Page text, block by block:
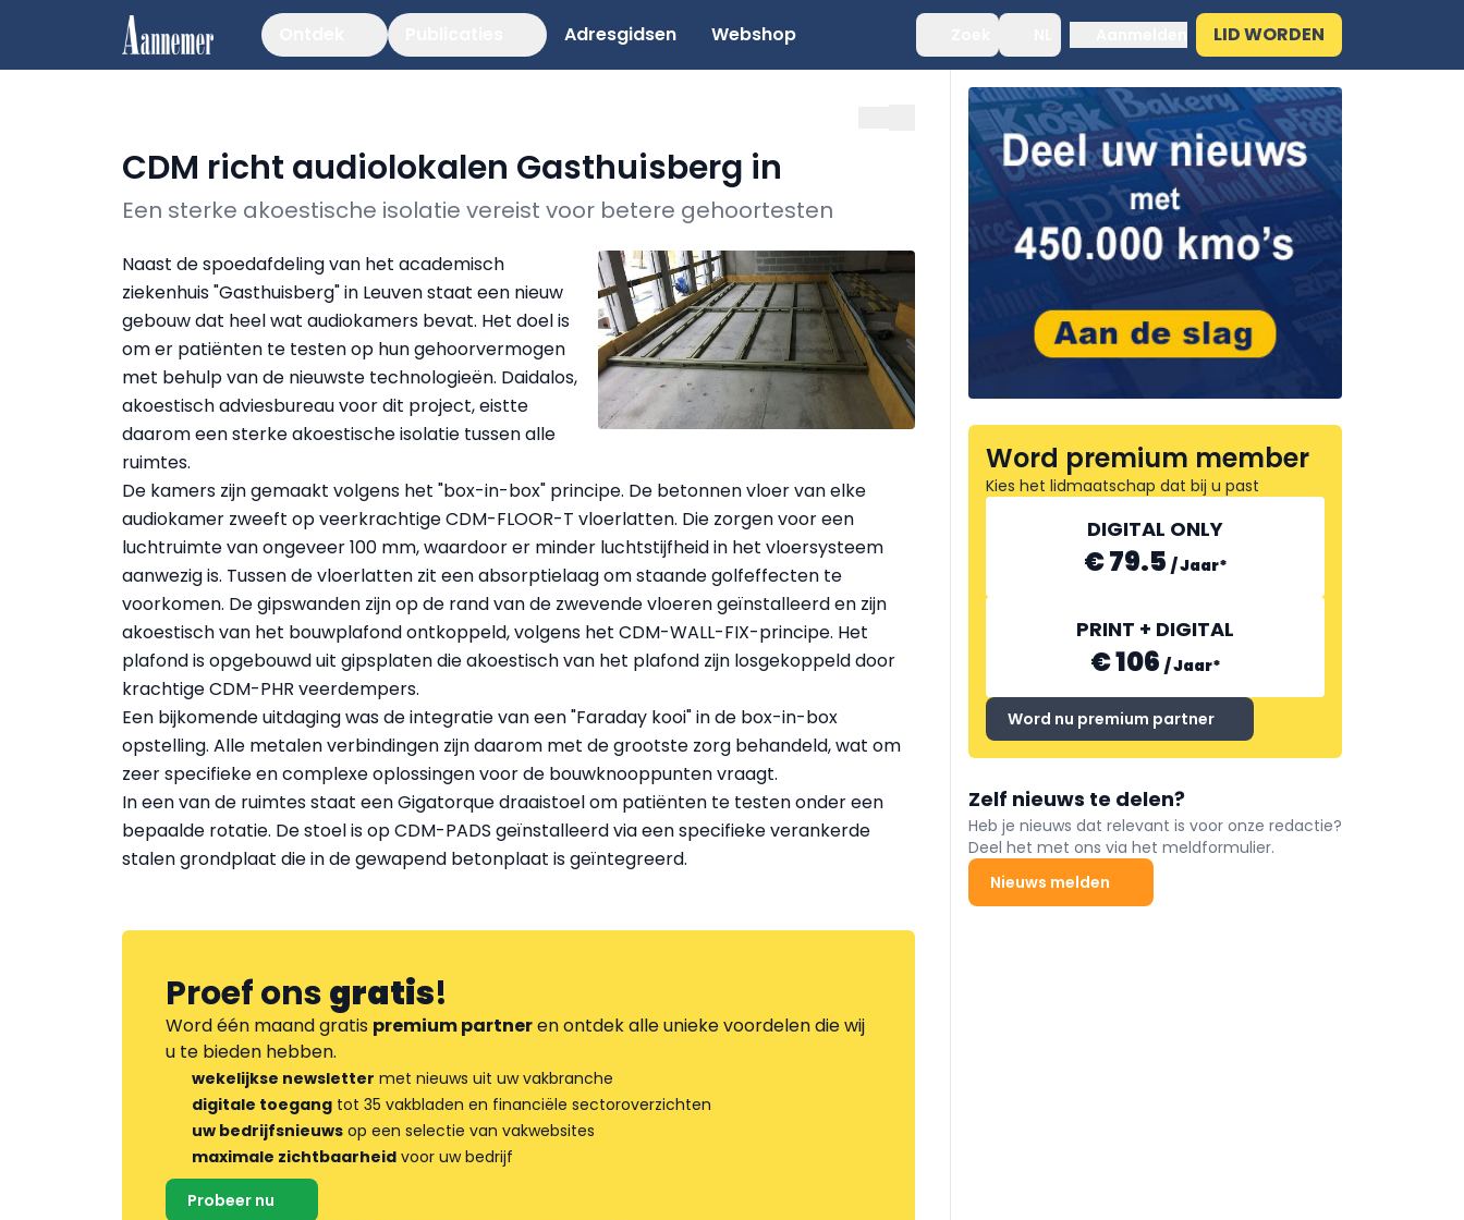
Adresgidsen Webshop LID WORDEN
CDM richt audiolokalen Gasthuisberg in
Een sterke akoestische isolatie vereist voor betere gehoortesten
Naast de spoedafdeling van het academisch
ziekenhuis "Gasthuisberg" in Leuven staat een nieuw
gebouw dat heel wat audiokamers bevat. Het doel is
om er patiënten te testen op hun gehoorvermogen
met behulp van de nieuwste technologieën. Daidalos,
akoestisch adviesbureau voor dit project, eistte
daarom een sterke akoestische isolatie tussen alle
ruimtes.
De kamers zijn gemaakt volgens het "box-in-box" principe. De betonnen vloer van elke
audiokamer zweeft op veerkrachtige CDM-FLOOR-T vloerlatten. Die zorgen voor een
luchtruimte van ongeveer 100 mm, waardoor er minder luchtstijfheid in het vloersysteem
aanwezig is. Tussen de vloerlatten zit een absorptielaag om staande golfeffecten te
voorkomen. De gipswanden zijn op de rand van de zwevende vloeren geïnstalleerd en zijn
akoestisch van het bouwplafond ontkoppeld, volgens het CDM-WALL-FIX-principe. Het
plafond is opgebouwd uit gipsplaten die akoestisch van het plafond zijn losgekoppeld door
krachtige CDM-PHR veerdempers.
Een bijkomende uitdaging was de integratie van een "Faraday kooi" in de box-in-box
opstelling. Alle metalen verbindingen zijn daarom met de grootste zorg behandeld, wat om
zeer specifieke en complexe oplossingen voor de bouwknooppunten vraagt.
In een van de ruimtes staat een Gigatorque draaistoel om patiënten te testen onder een
bepaalde rotatie. De stoel is op CDM-PADS geïnstalleerd via een specifieke verankerde
stalen grondplaat die in de gewapend betonplaat is geïntegreerd.
Proef onsgratis!
Word één maand gratis premium partneren ontdek alle unieke voordelen die wij
u te bieden hebben.
wekelijkse newsletter met nieuws uit uw vakbranche
digitale toegang tot 35 vakbladen en financiële sectoroverzichten
uw bedrijfsnieuws op een selectie van vakwebsites
maximale zichtbaarheid voor uw bedrijf
Probeer nu
Word premium member
Kies het lidmaatschap dat bij u past
DIGITAL ONLY
€ 79.5 /Jaar*
PRINT + DIGITAL
€ 106 /Jaar*
Word nu premium partner
Zelf nieuws te delen?
Heb je nieuws dat relevant is voor onze redactie?
Deel het met ons via het meldformulier.
Nieuws melden